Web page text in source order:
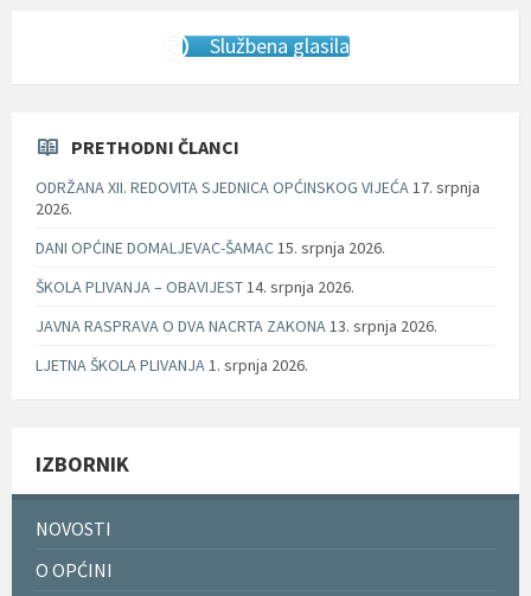
Službena glasila
PRETHODNI ČLANCI
ODRŽANA XII. REDOVITA SJEDNICA OPĆINSKOG VIJEĆA17. srpnja
2026.
DANI OPĆINE DOMALJEVAC-ŠAMAC15. srpnja 2026.
ŠKOLA PLIVANJA – OBAVIJEST14. srpnja 2026.
JAVNA RASPRAVA O DVA NACRTA ZAKONA13. srpnja 2026.
LJETNA ŠKOLA PLIVANJA1. srpnja 2026.
IZBORNIK
NOVOSTI
O OPĆINI